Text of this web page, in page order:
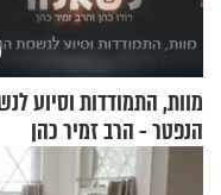
מוות, התמודדות וסיוע
הנפטר - הרב זמיר כהן